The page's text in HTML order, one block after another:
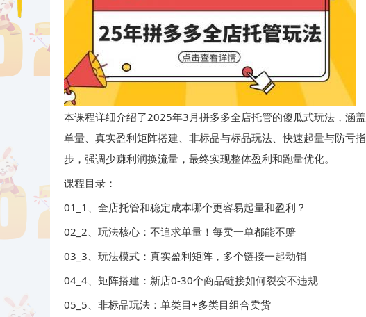
本课程详细介绍了2025年3月拼多多全店托管的傻瓜式玩法，涵
单量、真实盈利矩阵搭建、非标品与标品玩法、快速起量与防亏
步，强调少赚利润换流量，最终实现整体盈利和跑量优化。
课程目录：
01_1、全店托管和稳定成本哪个更容易起量和盈利？
02_2、玩法核心：不追求单量！每卖一单都能不赔
03_3、玩法模式：真实盈利矩阵，多个链接一起动销
04_4、矩阵搭建：新店0-30个商品链接如何裂变不违规
05_5、非标品玩法：单类目+多类目组合卖货